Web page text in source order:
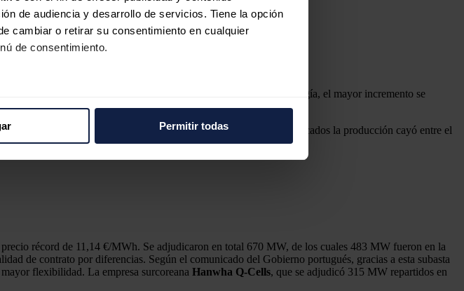
de audiencia y desarrollo de servicios. Tiene la opción
cambiar o retirar su consentimiento en cualquier
de consentimiento.
y los anuncios, ofrecer funciones de redes sociales
Permitir todas
en comparación con agosto de 2019. En el caso de esta tecnología, el mayor incremento se
Alemania y Francia el crecimiento fue superior al 16%.
en Portugal e Italia respectivamente. En el resto de los mercados la producción cayó entre el
récord de 11,14 €/MWh. Se adjudicaron en total 670 MW, de los cuales 483 MW fueron en la
de contrato por diferencias. Según el comunicado del Gobierno portugués, gracias a esta subasta
flexibilidad. La empresa surcoreana Hanwha Q-Cells, que se adjudicó 315 MW repartidos en